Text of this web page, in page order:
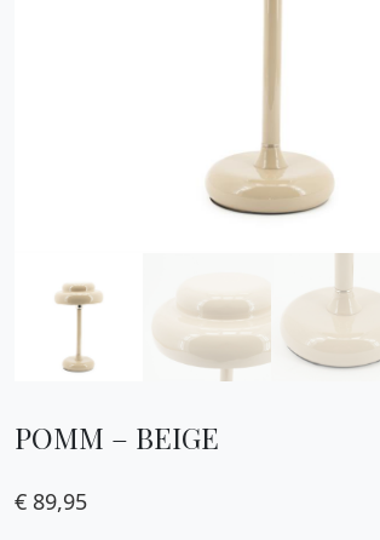
POMM – BEIGE
€ 89,95